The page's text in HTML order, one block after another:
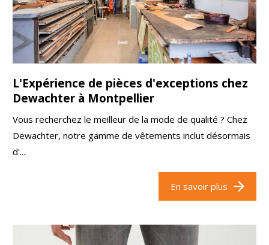
L'Expérience de pièces d'exceptions chez
Dewachter à Montpellier
Vous recherchez le meilleur de la mode de qualité ? Chez
Dewachter, notre gamme de vêtements inclut désormais
d'...
En savoir plus